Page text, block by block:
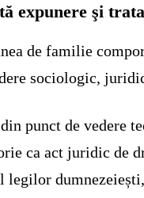
expunere şi
de familie
sociologic,
punct de vedere
ca act juridic de
legilor